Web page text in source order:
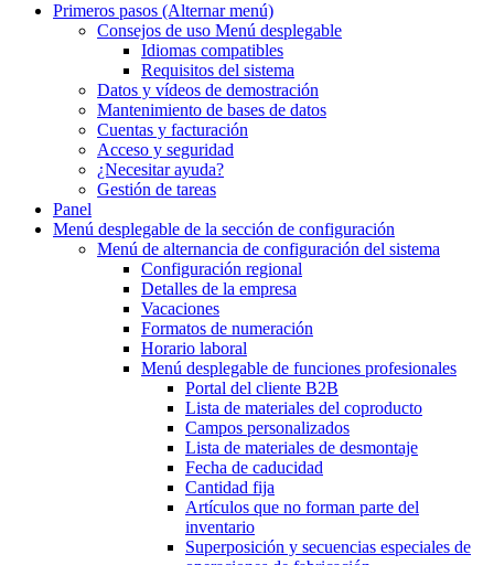
Primeros pasos (Alternar menú)
Consejos de uso Menú desplegable
Idiomas compatibles
Requisitos del sistema
Datos y vídeos de demostración
Mantenimiento de bases de datos
Cuentas y facturación
Acceso y seguridad
¿Necesitar ayuda?
Gestión de tareas
Panel
Menú desplegable de la sección de configuración
Menú de alternancia de configuración del sistema
Configuración regional
Detalles de la empresa
Vacaciones
Formatos de numeración
Horario laboral
Menú desplegable de funciones profesionales
Portal del cliente B2B
Lista de materiales del coproducto
Campos personalizados
Lista de materiales de desmontaje
Fecha de caducidad
Cantidad fija
Artículos que no forman parte del
inventario
Superposición y secuencias especiales de